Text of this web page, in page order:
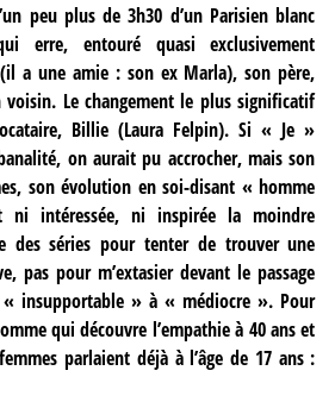
peu plus de 3h30 d’un Parisien blanc
erre, entouré quasi exclusivement
a une amie : son ex Marla), son père,
Le changement le plus significatif
Billie (Laura Felpin). Si « Je »
on aurait pu accrocher, mais son
son évolution en soi-disant « homme
ni intéressée, ni inspirée la moindre
des séries pour tenter de trouver une
pas pour m’extasier devant le passage
« insupportable » à « médiocre ». Pour
qui découvre l’empathie à 40 ans et
parlaient déjà à l’âge de 17 ans :